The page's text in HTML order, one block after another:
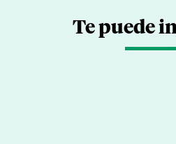
Te puede